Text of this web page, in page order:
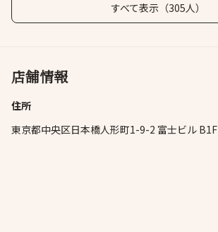
すべて表示（305人）
店舗情報
住所
東京都中央区日本橋人形町1-9-2 富士ビル B1F